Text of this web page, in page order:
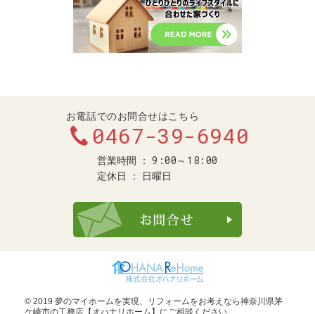
お電話でのお問合せはこちら
0467-39-6940
営業時間 9:00～18:00
定休日 日曜日
© 2019 夢のマイホームを実現、
リフォームをお考えなら神奈川県茅
ケ崎市の工務店【オハナリホーム】 にご相談ください。